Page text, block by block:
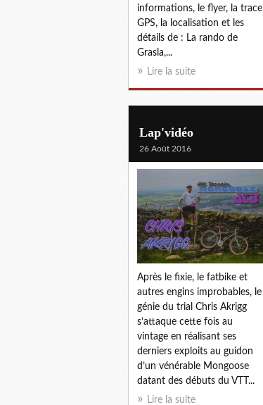
informations, le flyer, la trace
GPS, la localisation et les
détails de : La rando de
Grasla,...
Lire la suite
Lap'vidéo
26 Août 2016
Après le fixie, le fatbike et
autres engins improbables, le
génie du trial Chris Akrigg
s’attaque cette fois au
vintage en réalisant ses
derniers exploits au guidon
d’un vénérable Mongoose
datant des débuts du VTT...
Lire la suite